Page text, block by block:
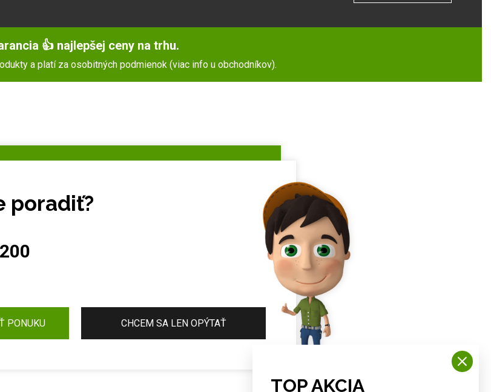
👍 najlepšej ceny na trhu.
a platí za osobitných podmienok (viac info u obchodníkov).
poradiť?
PONUKU CHCEM SA LEN OPÝTAŤ
TOP AKCIA